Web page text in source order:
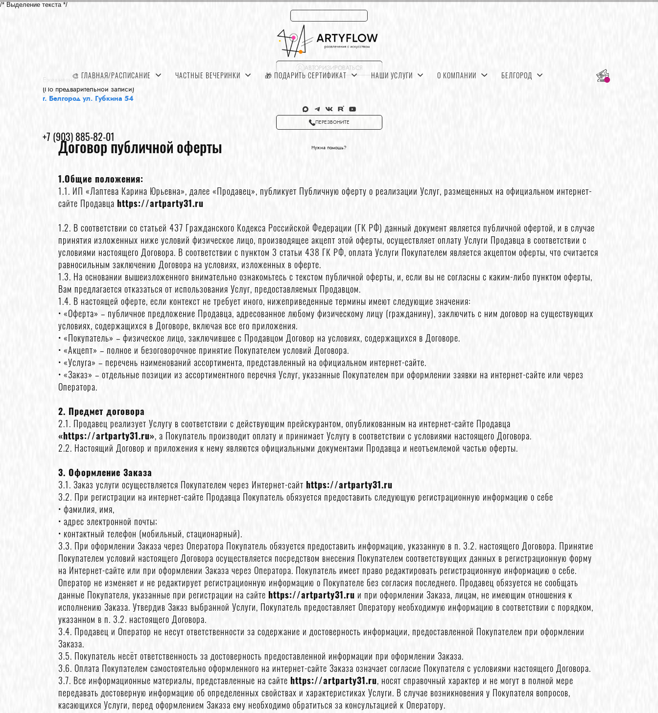
/* Выделение текста */
АВТОРИЗИРОВАТЬСЯ
Ежедневно: 11:00-22:00
(По предварительной записи)
г. Белгород ул. Губкина 54
ПЕРЕЗВОНИТЕ
+7 (903) 885-82-01
Нужна помощь?
🎨 ГЛАВНАЯ/РАСПИСАНИЕ ЧАСТНЫЕ ВЕЧЕРИНКИ 🎁 ПОДАРИТЬ СЕРТИФИКАТ НАШИ УСЛУГИ О КОМПАНИИ БЕЛГОРОД
Договор публичной оферты
1.Общие положения:
1.1. ИП «Лаптева Карина Юрьевна», далее «Продавец», публикует Публичную оферту о реализации Услуг, размещенных на официальном интернет-
сайте Продавца https://artparty31.ru
1.2. В соответствии со статьей 437 Гражданского Кодекса Российской Федерации (ГК РФ) данный документ является публичной офертой, и в случае
принятия изложенных ниже условий физическое лицо, производящее акцепт этой оферты, осуществляет оплату Услуги Продавца в соответствии с
условиями настоящего Договора. В соответствии с пунктом 3 статьи 438 ГК РФ, оплата Услуги Покупателем является акцептом оферты, что считается
равносильным заключению Договора на условиях, изложенных в оферте.
1.3. На основании вышеизложенного внимательно ознакомьтесь с текстом публичной оферты, и, если вы не согласны с каким-либо пунктом оферты,
Вам предлагается отказаться от использования Услуг, предоставляемых Продавцом.
1.4. В настоящей оферте, если контекст не требует иного, нижеприведенные термины имеют следующие значения:
• «Оферта» – публичное предложение Продавца, адресованное любому физическому лицу (гражданину), заключить с ним договор на существующих
условиях, содержащихся в Договоре, включая все его приложения.
• «Покупатель» – физическое лицо, заключившее с Продавцом Договор на условиях, содержащихся в Договоре.
• «Акцепт» – полное и безоговорочное принятие Покупателем условий Договора.
• «Услуга» – перечень наименований ассортимента, представленный на официальном интернет-сайте.
• «Заказ» – отдельные позиции из ассортиментного перечня Услуг, указанные Покупателем при оформлении заявки на интернет-сайте или через
Оператора.
2. Предмет договора
2.1. Продавец реализует Услугу в соответствии с действующим прейскурантом, опубликованным на интернет-сайте Продавца
«https://artparty31.ru», а Покупатель производит оплату и принимает Услугу в соответствии с условиями настоящего Договора.
2.2. Настоящий Договор и приложения к нему являются официальными документами Продавца и неотъемлемой частью оферты.
3. Оформление Заказа
3.1. Заказ услуги осуществляется Покупателем через Интернет-сайт https://artparty31.ru
3.2. При регистрации на интернет-сайте Продавца Покупатель обязуется предоставить следующую регистрационную информацию о себе
• фамилия, имя,
• адрес электронной почты;
• контактный телефон (мобильный, стационарный).
3.3. При оформлении Заказа через Оператора Покупатель обязуется предоставить информацию, указанную в п. 3.2. настоящего Договора. Принятие
Покупателем условий настоящего Договора осуществляется посредством внесения Покупателем соответствующих данных в регистрационную форму
на Интернет-сайте или при оформлении Заказа через Оператора. Покупатель имеет право редактировать регистрационную информацию о себе.
Оператор не изменяет и не редактирует регистрационную информацию о Покупателе без согласия последнего. Продавец обязуется не сообщать
данные Покупателя, указанные при регистрации на сайте https://artparty31.ru и при оформлении Заказа, лицам, не имеющим отношения к
исполнению Заказа. Утвердив Заказ выбранной Услуги, Покупатель предоставляет Оператору необходимую информацию в соответствии с порядком,
указанном в п. 3.2. настоящего Договора.
3.4. Продавец и Оператор не несут ответственности за содержание и достоверность информации, предоставленной Покупателем при оформлении
Заказа.
3.5. Покупатель несёт ответственность за достоверность предоставленной информации при оформлении Заказа.
3.6. Оплата Покупателем самостоятельно оформленного на интернет-сайте Заказа означает согласие Покупателя с условиями настоящего Договора.
3.7. Все информационные материалы, представленные на сайте https://artparty31.ru, носят справочный характер и не могут в полной мере
передавать достоверную информацию об определенных свойствах и характеристиках Услуги. В случае возникновения у Покупателя вопросов,
касающихся Услуги, перед оформлением Заказа ему необходимо обратиться за консультацией к Оператору.